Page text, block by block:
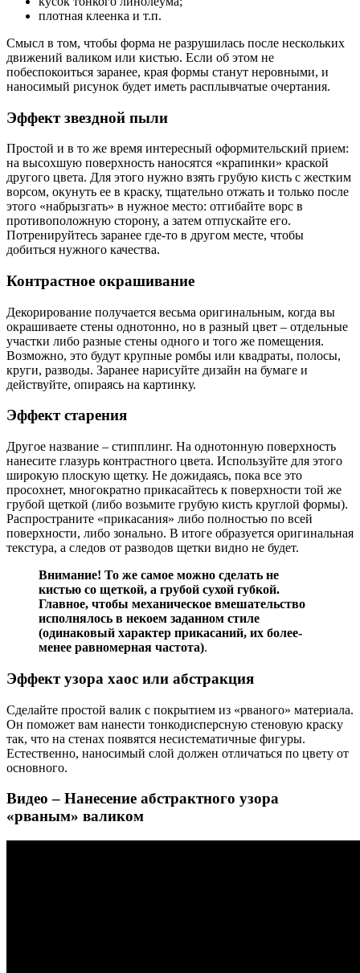
плотная клеенка и т.п.
Смысл в том, чтобы форма не разрушилась после нескольких
движений валиком или кистью. Если об этом не
побеспокоиться заранее, края формы станут неровными, и
наносимый рисунок будет иметь расплывчатые очертания.
Эффект звездной пыли
Простой и в то же время интересный оформительский прием:
на высохшую поверхность наносятся «крапинки» краской
другого цвета. Для этого нужно взять грубую кисть с жестким
ворсом, окунуть ее в краску, тщательно отжать и только после
этого «набрызгать» в нужное место: отгибайте ворс в
противоположную сторону, а затем отпускайте его.
Потренируйтесь заранее где-то в другом месте, чтобы
добиться нужного качества.
Контрастное окрашивание
Декорирование получается весьма оригинальным, когда вы
окрашиваете стены однотонно, но в разный цвет – отдельные
участки либо разные стены одного и того же помещения.
Возможно, это будут крупные ромбы или квадраты, полосы,
круги, разводы. Заранее нарисуйте дизайн на бумаге и
действуйте, опираясь на картинку.
Эффект старения
Другое название – стипплинг. На однотонную поверхность
нанесите глазурь контрастного цвета. Используйте для этого
широкую плоскую щетку. Не дожидаясь, пока все это
просохнет, многократно прикасайтесь к поверхности той же
грубой щеткой (либо возьмите грубую кисть круглой формы).
Распространите «прикасания» либо полностью по всей
поверхности, либо зонально. В итоге образуется оригинальная
текстура, а следов от разводов щетки видно не будет.
Внимание! То же самое можно сделать не
кистью со щеткой, а грубой сухой губкой.
Главное, чтобы механическое вмешательство
исполнялось в некоем заданном стиле
(одинаковый характер прикасаний, их более-
менее равномерная частота).
Эффект узора хаос или абстракция
Сделайте простой валик с покрытием из «рваного» материала.
Он поможет вам нанести тонкодисперсную стеновую краску
так, что на стенах появятся несистематичные фигуры.
Естественно, наносимый слой должен отличаться по цвету от
основного.
Видео – Нанесение абстрактного узора
«рваным» валиком